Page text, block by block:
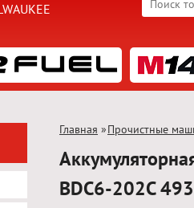
Главная »Прочистные
BDC6-202C